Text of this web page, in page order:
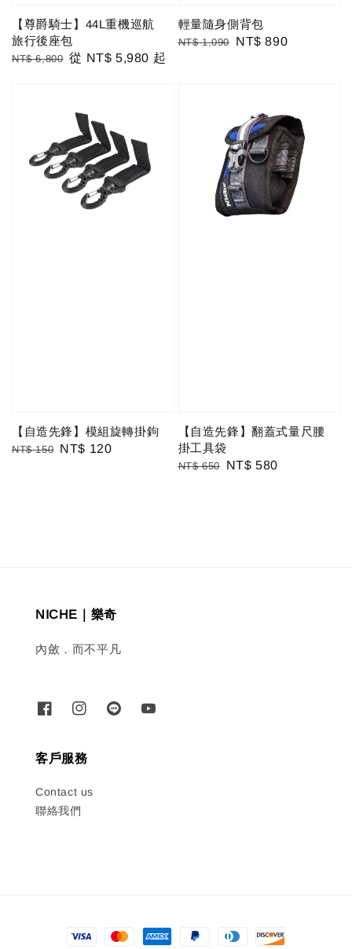
【尊爵騎士】44L重機巡航
旅行後座包
Regular
NT$ 6,800 Sale
從 NT$ 5,980 起
輕量隨身側背包
Regular
NT$ 1,090
Sale
NT$ 890
【自造先鋒】模組旋轉掛鉤
Regular
NT$ 150 Sale
NT$ 120
【自造先鋒】翻蓋式量尺腰
掛工具袋
Regular
NT$ 650
Sale
NT$ 580
NICHE｜樂奇
內斂．而不平凡
客戶服務
Contact us
聯絡我們